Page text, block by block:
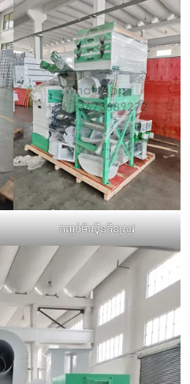
កញ្ចប់ម៉ាស៊ីនកិនស្រូវ